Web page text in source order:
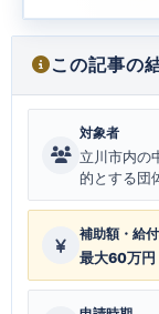
この記事の
対象者
立川市内の
的とする団
補助額・給
最大60万円